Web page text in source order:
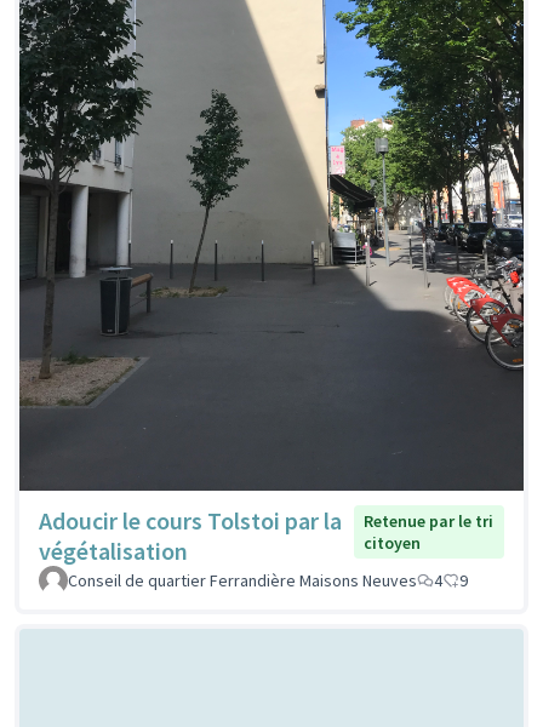
Adoucir le cours Tolstoi par la
végétalisation
Retenue par le tri
citoyen
Conseil de quartier Ferrandière Maisons Neuves
4 9